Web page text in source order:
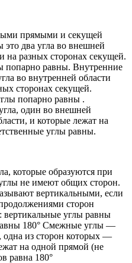
прямыми и секущей
два угла во внешней
на разных сторонах секущей.
попарно равны. Внутренние
во внутренней области
сторонах секущей.
попарно равны .
один во внешней
и которые лежат на
углы равны.
которые образуются при
не имеют общих сторон.
вертикальными, если
сторон
вертикальные углы равны
180° Смежные углы —
одна из сторон которых —
на одной прямой (не
равна 180°